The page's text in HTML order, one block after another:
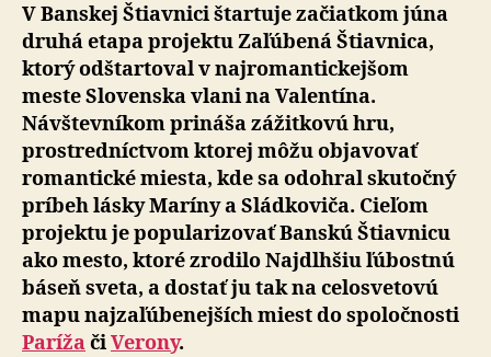
V Banskej Štiavnici štartuje začiatkom júna
druhá etapa projektu Zaľúbená Štiavnica,
ktorý odštartoval v najromantickejšom
meste Slovenska vlani na Valentína.
Návštevníkom prináša zážitkovú hru,
prostredníctvom ktorej môžu objavovať
romantické miesta, kde sa odohral skutočný
príbeh lásky Maríny a Sládkoviča. Cieľom
projektu je popularizovať Banskú Štiavnicu
ako mesto, ktoré zrodilo Najdlhšiu ľúbostnú
báseň sveta, a dostať ju tak na celosvetovú
mapu najzaľúbenejších miest do spoločnosti
ParížačiVerony.